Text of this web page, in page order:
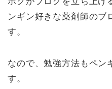
o
k
k
ンギン好きな薬剤師のブ
す。
なので、勉強方法もペン
す。